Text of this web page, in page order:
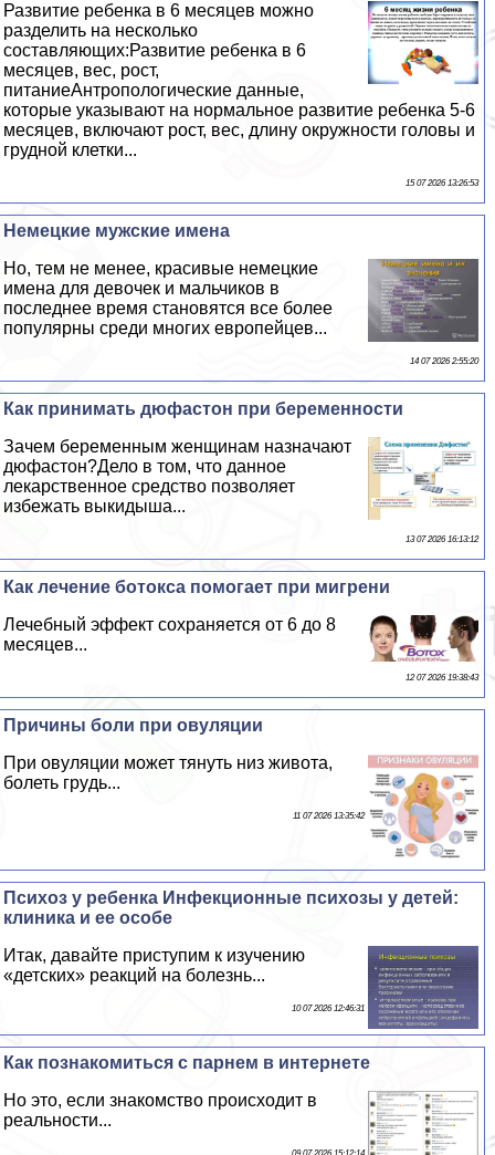
Развитие ребенка в 6 месяцев можно
разделить на несколько
составляющих:Развитие ребенка в 6
месяцев, вес, рост,
питаниеАнтропологические данные,
которые указывают на нормальное развитие ребенка 5-6
месяцев, включают рост, вес, длину окружности головы и
грудной клетки...
15 07 2026 13:26:53
Немецкие мужские имена
Но, тем не менее, красивые немецкие
имена для девочек и мальчиков в
последнее время становятся все более
популярны среди многих европейцев...
14 07 2026 2:55:20
Как принимать дюфастон при беременности
Зачем беременным женщинам назначают
дюфастон?Дело в том, что данное
лекарственное средство позволяет
избежать выкидыша...
13 07 2026 16:13:12
Как лечение ботокса помогает при мигрени
Лечебный эффект сохраняется от 6 до 8
месяцев...
12 07 2026 19:38:43
Причины боли при овуляции
При овуляции может тянуть низ живота,
болеть гpyдь...
11 07 2026 13:35:42
Психоз у ребенка Инфекционные психозы у детей:
клиника и ее особе
Итак, давайте приступим к изучению
«детских» реакций на болезнь...
10 07 2026 12:46:31
Как познакомиться с парнем в интернете
Но это, если знакомство происходит в
реальности...